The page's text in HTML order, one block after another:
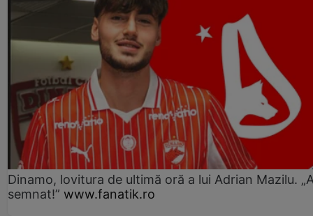
Dinamo, lovitura de ultimă oră a lui Adrian Mazilu.
semnat!” www.fanatik.ro